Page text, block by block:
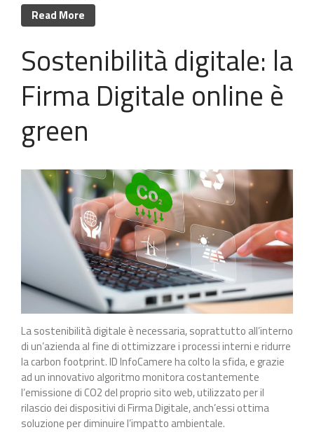
Read More
Sostenibilità digitale: la
Firma Digitale online è
green
La sostenibilità digitale è necessaria, soprattutto all’interno
di un’azienda al fine di ottimizzare i processi interni e ridurre
la carbon footprint. ID InfoCamere ha colto la sfida, e grazie
ad un innovativo algoritmo monitora costantemente
l’emissione di CO2 del proprio sito web, utilizzato per il
rilascio dei dispositivi di Firma Digitale, anch’essi ottima
soluzione per diminuire l’impatto ambientale.